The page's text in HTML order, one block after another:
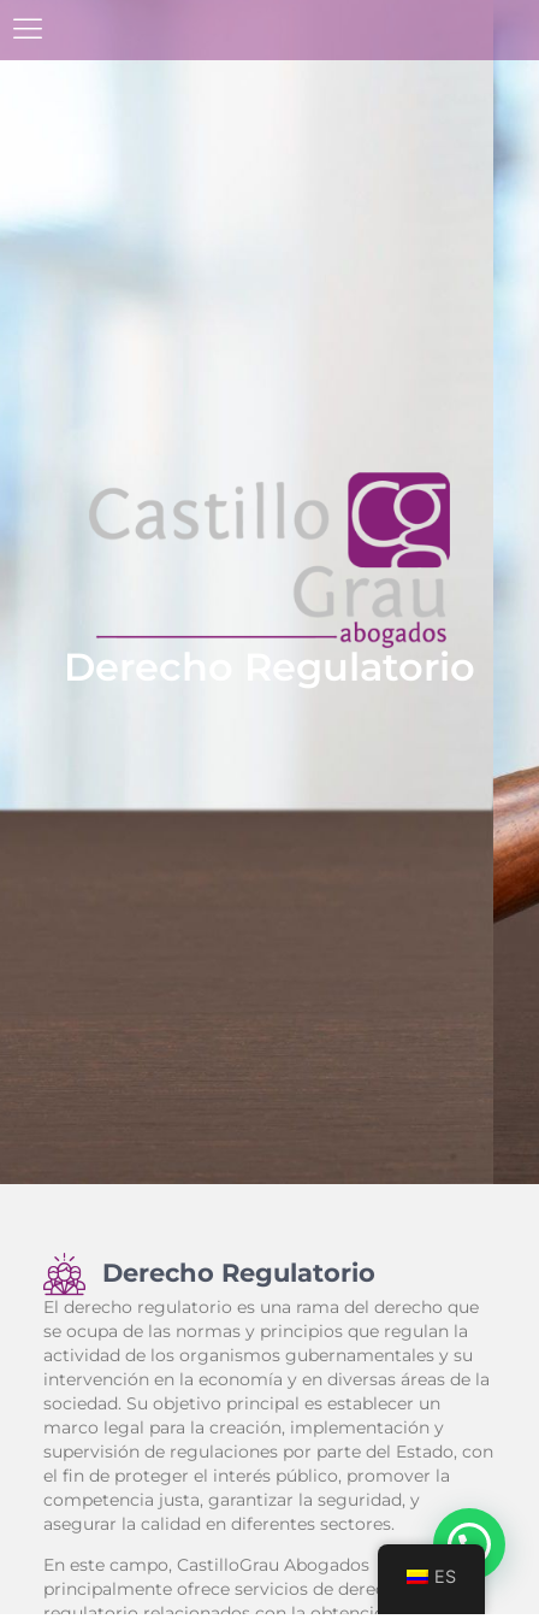
Derecho Regulatorio
Derecho Regulatorio
El derecho regulatorio es una rama del derecho que
se ocupa de las normas y principios que regulan la
actividad de los organismos gubernamentales y su
intervención en la economía y en diversas áreas de la
sociedad. Su objetivo principal es establecer un
marco legal para la creación, implementación y
supervisión de regulaciones por parte del Estado, con
el fin de proteger el interés público, promover la
competencia justa, garantizar la seguridad, y
asegurar la calidad en diferentes sectores.
En este campo, CastilloGrau Abogados
principalmente ofrece servicios de derecho
regulatorio relacionados con la obtención de
ES